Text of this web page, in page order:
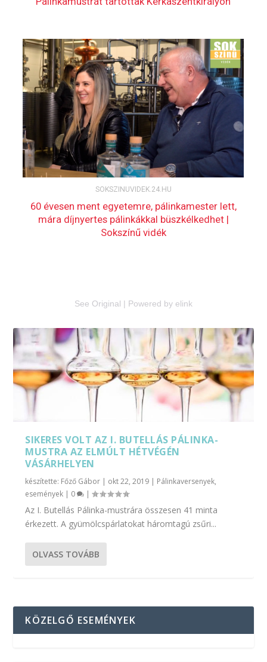
See Original | Powered by elink
SIKERES VOLT AZ I. BUTELLÁS PÁLINKA-
MUSTRA AZ ELMÚLT HÉTVÉGÉN
VÁSÁRHELYEN
készítette: Főző Gábor | okt 22, 2019 | Pálinkaversenyek,
események | 0 |
Az I. Butellás Pálinka-mustrára összesen 41 minta
érkezett. A gyümölcspárlatokat háromtagú zsűri...
OLVASS TOVÁBB
KÖZELGŐ ESEMÉNYEK